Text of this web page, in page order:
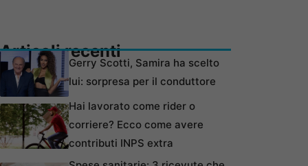
Articoli recenti
Gerry Scotti, Samira ha scelto
lui: sorpresa per il conduttore
Hai lavorato come rider o
corriere? Ecco come avere
contributi INPS extra